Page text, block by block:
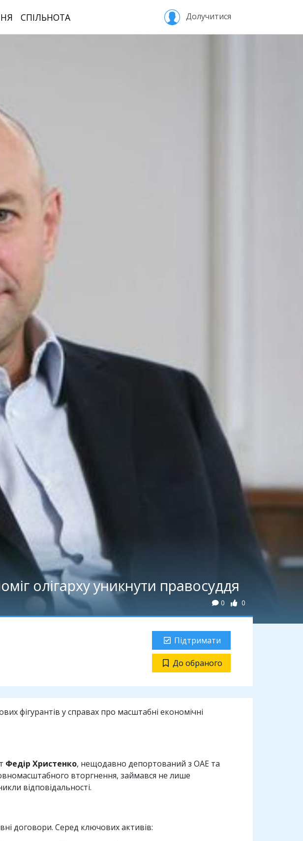
СПІЛЬНОТА Долучитися
олігарху уникнути правосуддя
0 0
Підтримати
До обраного
фігурантів у справах про масштабні економічні
Федір Христенко, нещодавно депортований з ОАЕ та
вторгнення, займався не лише
відповідальності.
договори. Серед ключових активів: